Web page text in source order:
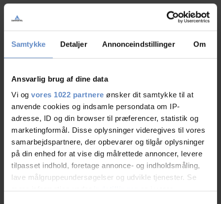
Samtykke Detaljer Annonceindstillinger Om
Ansvarlig brug af dine data
Vi og vores 1022 partnere ønsker dit samtykke til at
anvende cookies og indsamle persondata om IP-
adresse, ID og din browser til præferencer, statistik og
marketingformål. Disse oplysninger videregives til vores
samarbejdspartnere, der opbevarer og tilgår oplysninger
på din enhed for at vise dig målrettede annoncer, levere
tilpasset indhold, foretage annonce- og indholdsmåling,
lave målgruppeundersøgelser og udvikle tjenester. Se
mere information underindstillingerog i vores
Søn - Lør
23/01-21/12(Tid)
Søn - Lør
15/01-15/12 (8.00 til 12.00 og 16.00 til 20.00)
24/01-14/12(Tid )
Se priser